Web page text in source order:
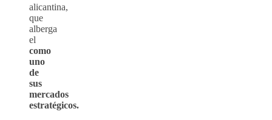
alicantina,
que
alberga
el
como
uno
de
sus
mercados
estratégicos.